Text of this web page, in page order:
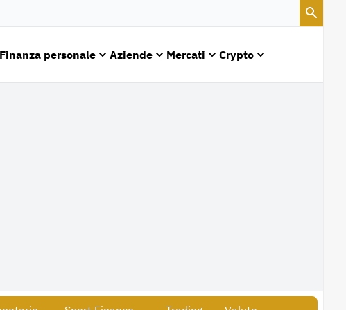
Finanza personale Aziende Mercati Crypto